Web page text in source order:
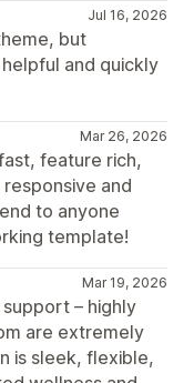
Jul 16, 2026
but
and quickly
Mar 26, 2026
feature rich,
and
to anyone
template!
Mar 19, 2026
– highly
are extremely
is sleek, flexible,